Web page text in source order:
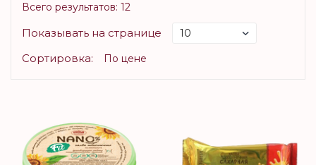
Всего результатов: 12
Показывать на странице
Сортировка:
По цене